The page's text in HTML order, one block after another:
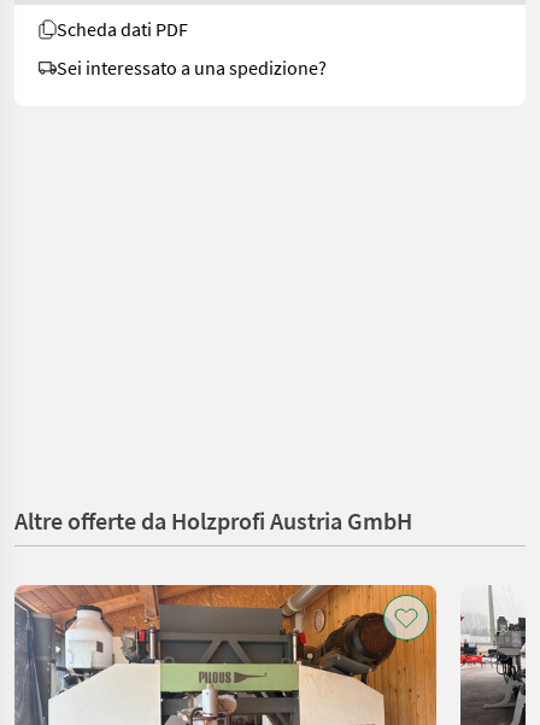
Scheda dati PDF
Sei interessato a una spedizione?
Altre offerte da Holzprofi Austria GmbH